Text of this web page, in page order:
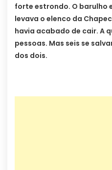
forte estrondo. O barulho
levava o elenco da
havia acabado de cair. A
pessoas. Mas seis se
dos dois.